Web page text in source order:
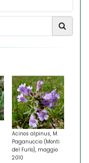
Acinos alpinus, M.
Paganuccio (Monti
del Furlo), maggio
2010